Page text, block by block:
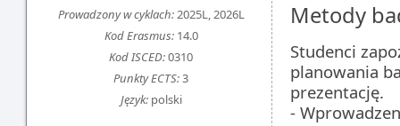
Prowadzony w cyklach:2025L, 2026L
Kod Erasmus:14.0
Kod ISCED:0310
Punkty ECTS:3
Język:polski
Metody
Studenci
planowania
prezentację.
-